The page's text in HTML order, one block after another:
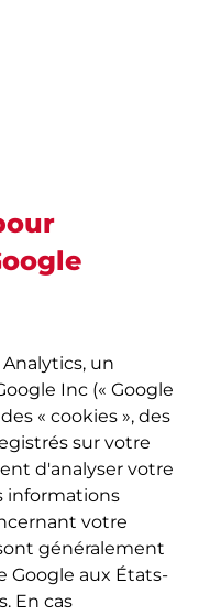
un
Inc (« Google
« cookies », des
sur votre
d'analyser votre
informations
votre
généralement
Google aux États-
En cas